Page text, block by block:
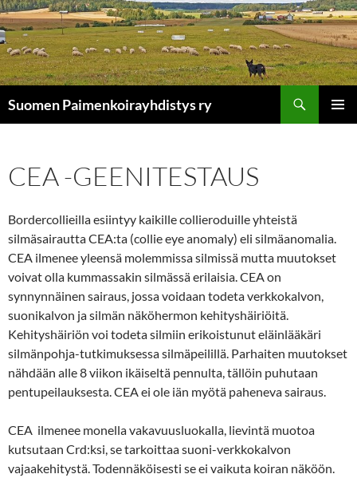
Siirry
sisältöön
Suomen Paimenkoirayhdistys ry
CEA -GEENITESTAUS
Bordercollieilla esiintyy kaikille collieroduille yhteistä
silmäsairautta CEA:ta (collie eye anomaly) eli silmäanomalia.
CEA ilmenee yleensä molemmissa silmissä mutta muutokset
voivat olla kummassakin silmässä erilaisia. CEA on
synnynnäinen sairaus, jossa voidaan todeta verkkokalvon,
suonikalvon ja silmän näköhermon kehityshäiriöitä.
Kehityshäiriön voi todeta silmiin erikoistunut eläinlääkäri
silmänpohja-tutkimuksessa silmäpeilillä. Parhaiten muutokset
nähdään alle 8 viikon ikäiseltä pennulta, tällöin puhutaan
pentupeilauksesta. CEA ei ole iän myötä paheneva sairaus.
CEA ilmenee monella vakavuusluokalla, lievintä muotoa
kutsutaan Crd:ksi, se tarkoittaa suoni-verkkokalvon
vajaakehitystä. Todennäköisesti se ei vaikuta koiran näköön.